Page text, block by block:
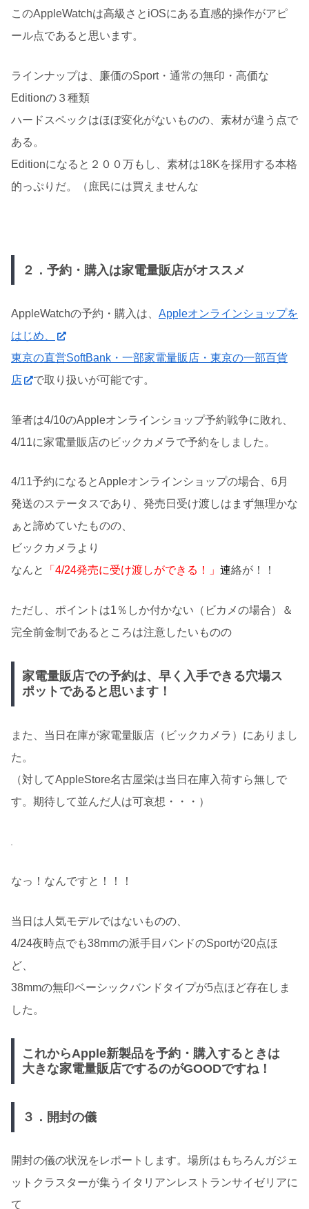
このAppleWatchは高級さとiOSにある直感的操作がアピ
ール点であると思います。
ラインナップは、廉価のSport・通常の無印・高価な
Editionの３種類
ハードスペックはほぼ変化がないものの、素材が違う点で
ある。
Editionになると２００万もし、素材は18Kを採用する本格
的っぷりだ。（庶民には買えませんな
２．予約・購入は家電量販店がオススメ
AppleWatchの予約・購入は、 Appleオンラインショップを
はじめ、
東京の直営SoftBank・一部家電量販店・東京の一部百貨
店
で取り扱いが可能です。
筆者は4/10のAppleオンラインショップ予約戦争に敗れ、
4/11に家電量販店のビックカメラで予約をしました。
4/11予約になるとAppleオンラインショップの場合、6月
発送のステータスであり、発売日受け渡しはまず無理かな
ぁと諦めていたものの、
ビックカメラより
なんと
「4/24発売に受け渡しができる！」 連絡が！！
ただし、ポイントは1％しか付かない（ビカメの場合）＆
完全前金制であるところは注意したいものの
家電量販店での予約は、早く入手できる穴場ス
ポットであると思います！
また、当日在庫が家電量販店（ビックカメラ）にありまし
た。
（対してAppleStore名古屋栄は当日在庫入荷すら無しで
す。期待して並んだ人は可哀想・・・）
なっ！なんですと！！！
当日は人気モデルではないものの、
4/24夜時点でも38mmの派手目バンドのSportが20点ほ
ど、
38mmの無印ベーシックバンドタイプが5点ほど存在しま
した。
これからApple新製品を予約・購入するときは
大きな家電量販店でするのがGOODですね！
３．開封の儀
開封の儀の状況をレポートします。場所はもちろんガジェ
ットクラスターが集うイタリアンレストランサイゼリアに
て